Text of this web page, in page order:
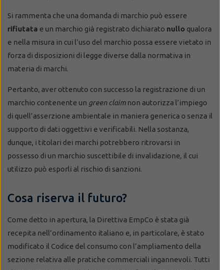
Si rammenta che una domanda di marchio può essere
rifiutata e un marchio già registrato dichiarato nullo qualora
e nella misura in cui l’uso del marchio possa essere vietato in
forza di disposizioni di legge diverse dalla normativa in
materia di marchi.
Pertanto, aver ottenuto con successo la registrazione di un
marchio contenente un green claimnon autorizza l’impiego
di quell’asserzione ambientale in maniera generica o senza il
supporto di dati oggettivi e verificabili. Nella sostanza,
dunque, i titolari dei marchi potrebbero ritrovarsi in
possesso di un marchio suscettibile di invalidazione, il cui
utilizzo può esporli al rischio di sanzioni.
Cosa riserva il futuro?
Come detto in apertura, la Direttiva EmpCo è stata già
recepita nell’ordinamento italiano e, in particolare, è stato
modificato il Codice del consumo con l’ampliamento della
sezione relativa alle pratiche commerciali ingannevoli. Tutti